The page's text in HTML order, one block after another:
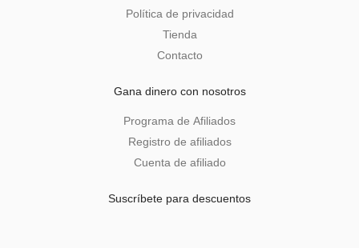
Política de privacidad
Tienda
Contacto
Gana dinero con nosotros
Programa de Afiliados
Registro de afiliados
Cuenta de afiliado
Suscríbete para descuentos